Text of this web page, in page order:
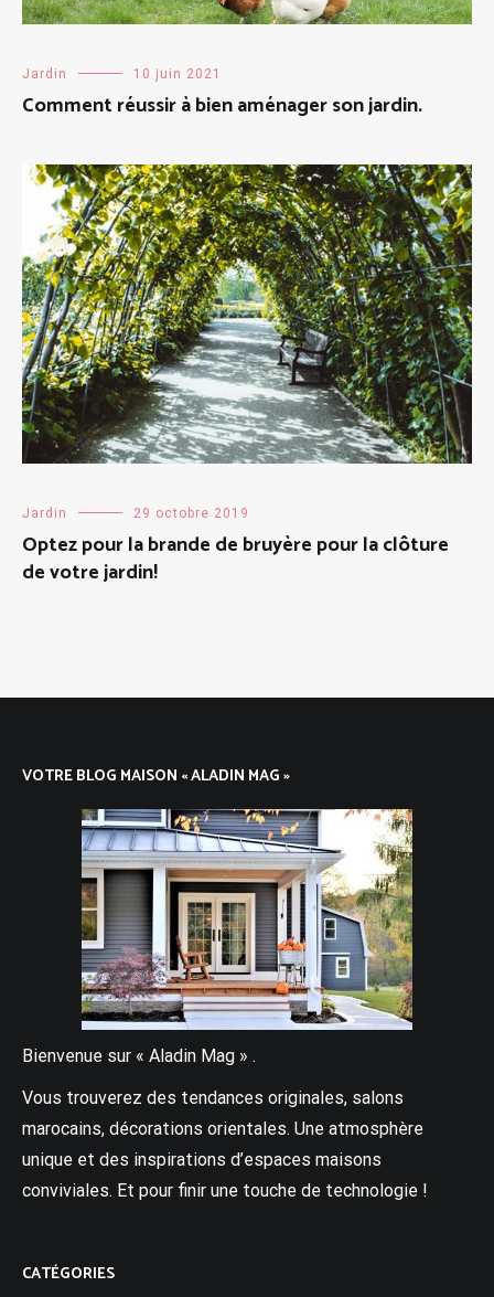
Jardin 10 juin 2021
Comment réussir à bien aménager son jardin.
Jardin 29 octobre 2019
Optez pour la brande de bruyère pour la clôture
de votre jardin!
VOTRE BLOG MAISON « ALADIN MAG »
Bienvenue sur « Aladin Mag » .
Vous trouverez des tendances originales, salons
marocains, décorations orientales. Une atmosphère
unique et des inspirations d’espaces maisons
conviviales. Et pour finir une touche de technologie !
CATÉGORIES